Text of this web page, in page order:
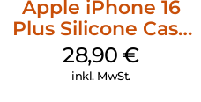
Apple iPhone 16
Plus Silicone Case
MagSafe Black
28,90€
inkl. MwSt.